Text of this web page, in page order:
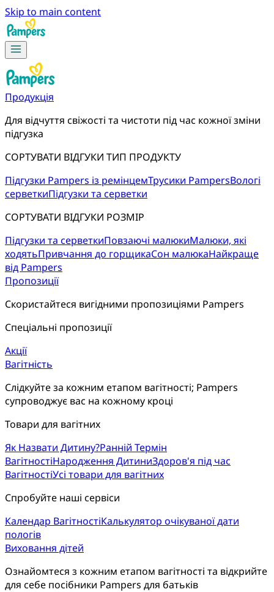
Skip to main content
Продукція
Для відчуття свіжості та чистоти під час кожної зміни
підгузка
СОРТУВАТИ ВІДГУКИ ТИП ПРОДУКТУ
Підгузки Pampers із ремінцемТрусики PampersВологі
серветкиПідгузки та серветки
СОРТУВАТИ ВІДГУКИ РОЗМІР
Підгузки та серветкиПовзаючі малюкиМалюки, які
ходятьПривчання до горщикаСон малюкаНайкраще
від Pampers
Пропозиції
Скористайтеся вигідними пропозиціями Pampers
Спеціальні пропозиції
Акції
Вагітність
Слідкуйте за кожним етапом вагітності; Pampers
супроводжує вас на кожному кроці
Товари для вагітних
Як Назвати Дитину?Ранній Термін
ВагітностіНародження ДитиниЗдоров'я під час
ВагітностіУсі товари для вагітних
Спробуйте наші сервіси
Календар ВагітностіКалькулятор очікуваної дати
пологів
Виховання дітей
Ознайомтеся з кожним етапом вагітності та відкрийте
для себе посібники Pampers для батьків